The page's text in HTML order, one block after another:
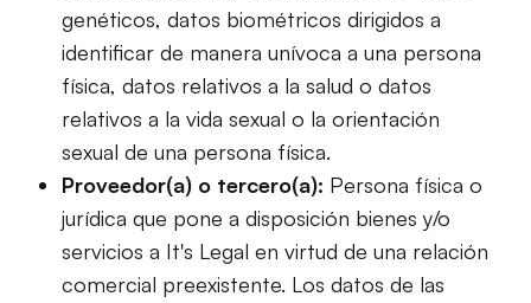
genéticos, datos biométricos dirigidos a
identificar de manera unívoca a una persona
física, datos relativos a la salud o datos
relativos a la vida sexual o la orientación
sexual de una persona física.
Proveedor(a) o tercero(a): Persona física o
jurídica que pone a disposición bienes y/o
servicios a It's Legal en virtud de una relación
comercial preexistente. Los datos de las